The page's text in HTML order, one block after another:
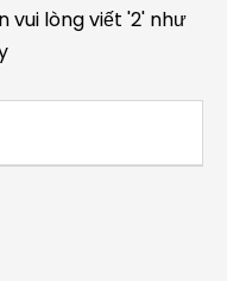
vui lòng viết '2' như